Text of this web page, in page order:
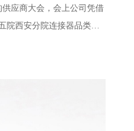
应商大会，会上公司凭借
院西安分院连接器品类优